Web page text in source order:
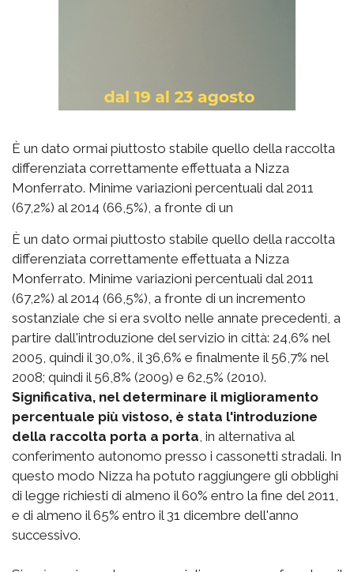
È un dato ormai piuttosto stabile quello della raccolta
differenziata correttamente effettuata a Nizza
Monferrato. Minime variazioni percentuali dal 2011
(67,2%) al 2014 (66,5%), a fronte di un
È un dato ormai piuttosto stabile quello della raccolta
differenziata correttamente effettuata a Nizza
Monferrato. Minime variazioni percentuali dal 2011
(67,2%) al 2014 (66,5%), a fronte di un incremento
sostanziale che si era svolto nelle annate precedenti, a
partire dall'introduzione del servizio in città: 24,6% nel
2005, quindi il 30,0%, il 36,6% e finalmente il 56,7% nel
2008; quindi il 56,8% (2009) e 62,5% (2010).
Significativa, nel determinare il miglioramento
percentuale più vistoso, è stata l'introduzione
della raccolta porta a porta , in alternativa al
conferimento autonomo presso i cassonetti stradali. In
questo modo Nizza ha potuto raggiungere gli obblighi
di legge richiesti di almeno il 60% entro la fine del 2011,
e di almeno il 65% entro il 31 dicembre dell'anno
successivo.